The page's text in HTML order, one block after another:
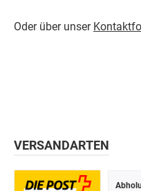
Oder über unser
VERSANDARTEN